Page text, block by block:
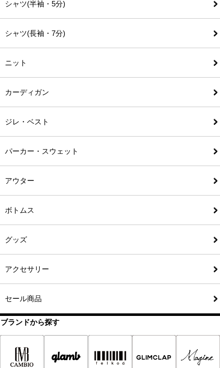
シャツ(半袖・5分)
シャツ(長袖・7分)
ニット
カーディガン
ジレ・ベスト
パーカー・スウェット
アウター
ボトムス
グッズ
アクセサリー
セール商品
ブランドから探す